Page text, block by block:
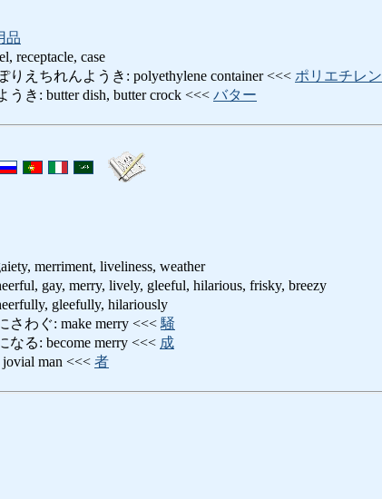
品
receptacle, case
りえちれんようき: polyethylene container <<< ポリエチレン
き: butter dish, butter crock <<< バター
merriment, liveliness, weather
gay, merry, lively, gleeful, hilarious, frisky, breezy
gleefully, hilariously
さわぐ: make merry <<< 騒
る: become merry <<< 成
man <<< 者